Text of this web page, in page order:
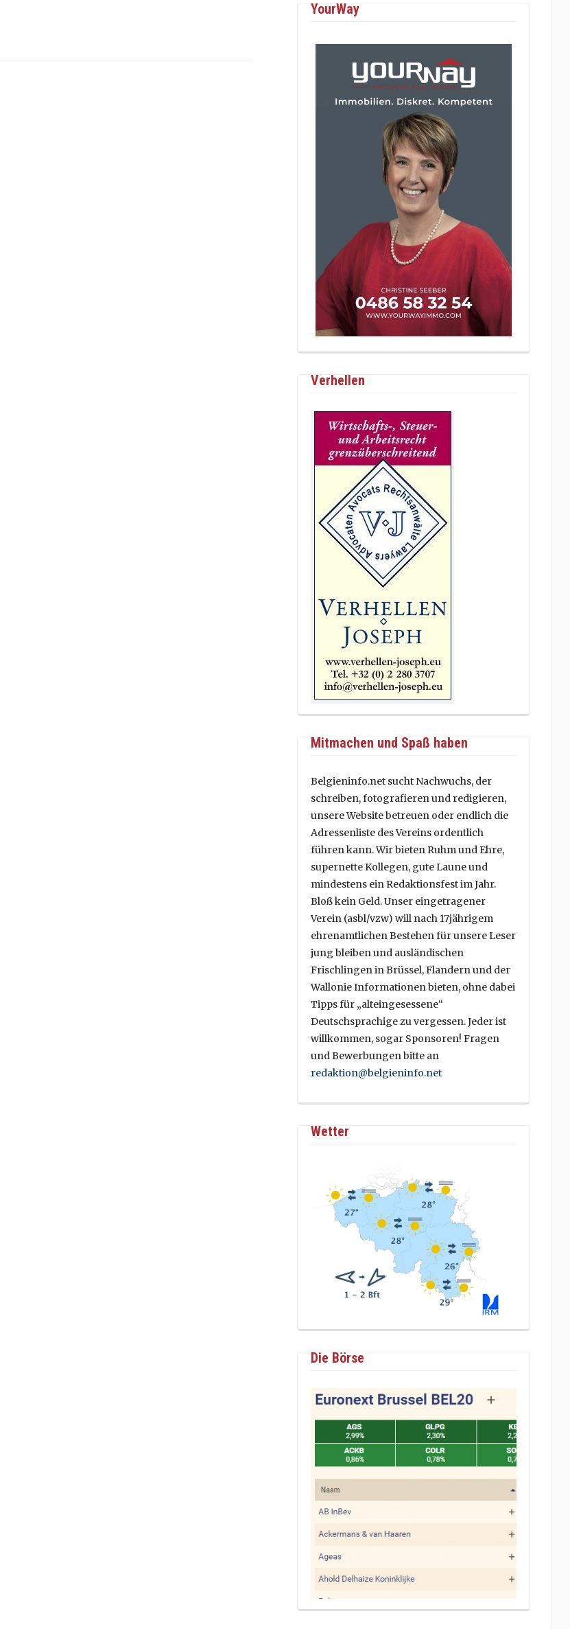
YourWay
Verhellen
Mitmachen und Spaß haben
Belgieninfo.net sucht Nachwuchs, der
schreiben, fotografieren und redigieren,
unsere Website betreuen oder endlich die
Adressenliste des Vereins ordentlich
führen kann. Wir bieten Ruhm und Ehre,
supernette Kollegen, gute Laune und
mindestens ein Redaktionsfest im Jahr.
Bloß kein Geld. Unser eingetragener
Verein (asbl/vzw) will nach 17jährigem
ehrenamtlichen Bestehen für unsere Leser
jung bleiben und ausländischen
Frischlingen in Brüssel, Flandern und der
Wallonie Informationen bieten, ohne dabei
Tipps für „alteingesessene“
Deutschsprachige zu vergessen. Jeder ist
willkommen, sogar Sponsoren! Fragen
und Bewerbungen bitte an
redaktion@belgieninfo.net
Wetter
Die Börse